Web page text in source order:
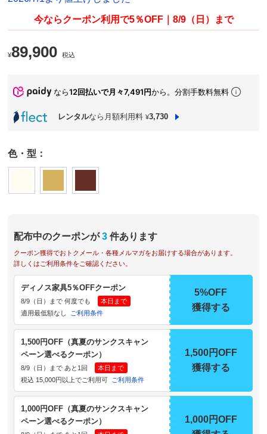
今ならクーポン利用で5％OFF｜8/9（日）まで
¥89,900 税込
なら12回払いで月々7,491円から。分割手数料無料
レンタルなら月額利用料 ¥3,730
色・型：
配布中のクーポンが 3 件あります
クーポン獲得でおトクメール・各種メルマガをお届けする場合があります。
詳しくはご利用条件をご確認ください。
ディノス家具5％OFFクーポン
8/9（日）まで 何度でも
本日まで
適用最低額なし
ご利用条件
5%OFF
獲得する
1,500円OFF（真夏のサンクスキャン
ペーン選べるクーポン）
8/9（日）まで あと1回
本日まで
税込 15,000円以上でご利用可
ご利用条件
1,500円OFF
獲得する
1,000円OFF（真夏のサンクスキャン
ペーン選べるクーポン）
1,000円OFF